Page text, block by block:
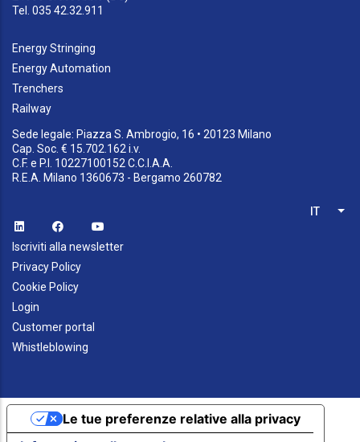
Tel. 035 42.32.911
Energy Stringing
Energy Automation
Trenchers
Railway
Sede legale: Piazza S. Ambrogio, 16 • 20123 Milano
Cap. Soc. € 15.702.162 i.v.
C.F. e P.I. 10227100152 C.C.I.A.A.
R.E.A. Milano 1360673 - Bergamo 260782
IT
Iscriviti alla newsletter
Privacy Policy
Cookie Policy
Login
Customer portal
Whistleblowing
Le tue preferenze relative alla privacy